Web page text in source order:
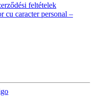
feltételek
cu caracter personal –